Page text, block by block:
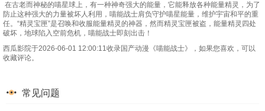
在古老而神秘的喵星球上，有一种神奇强大的能量，它能释放各种能量精灵，为了
防止这种强大的力量被坏人利用，喵能战士肩负守护喵星能量，维护宇宙和平的重
任。“精灵宝匣”是召唤和收服能量精灵的神器，然而精灵宝匣被盗，能量精灵四处
破坏，地球陷入空前危机，喵能战士即刻出击！
西瓜影院于2026-06-01 12:00:11收录国产动漫《喵能战士》，如果您喜欢，可以
收藏评论。
常见问题